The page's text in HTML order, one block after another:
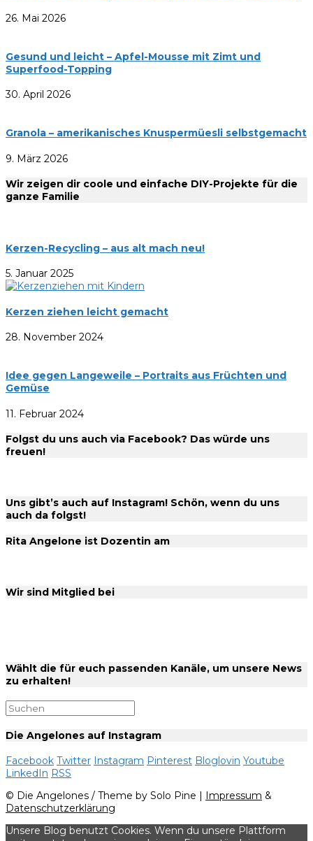
26. Mai 2026
Gesund und leicht – Apfel-Mousse mit Zimt und
Superfood-Topping
30. April 2026
Granola – amerikanisches Knuspermüesli selbstgemacht
9. März 2026
Wir zeigen dir coole und einfache DIY-Projekte für die
ganze Familie
Kerzen-Recycling – aus alt mach neu!
5. Januar 2025
Kerzen ziehen leicht gemacht
28. November 2024
Idee gegen Langeweile – Portraits aus Früchten und
Gemüse
11. Februar 2024
Folgst du uns auch via Facebook? Das würde uns
freuen!
Uns gibt’s auch auf Instagram! Schön, wenn du uns
auch da folgst!
Rita Angelone ist Dozentin am
Wir sind Mitglied bei
Wählt die für euch passenden Kanäle, um unsere News
zu erhalten!
Die Angelones auf Instagram
Facebook Twitter Instagram Pinterest Bloglovin Youtube
LinkedIn RSS
© Die Angelones / Theme by Solo Pine | Impressum &
Datenschutzerklärung
Unsere Blog benutzt Cookies. Wenn du unsere Plattform